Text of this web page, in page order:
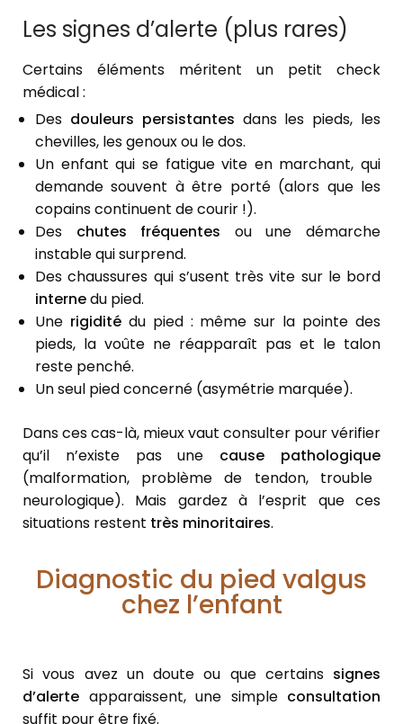
Les signes d’alerte (plus rares)
Certains éléments méritent un petit check
médical :
Des douleurs persistantes dans les pieds, les
chevilles, les genoux ou le dos.
Un enfant qui se fatigue vite en marchant, qui
demande souvent à être porté (alors que les
copains continuent de courir !).
Des chutes fréquentes ou une démarche
instable qui surprend.
Des chaussures qui s’usent très vite sur le bord
internedu pied.
Une rigiditédu pied : même sur la pointe des
pieds, la voûte ne réapparaît pas et le talon
reste penché.
Un seul pied concerné (asymétrie marquée).
Dans ces cas-là, mieux vaut consulter pour vérifier
qu’il n’existe pas une cause pathologique
(malformation, problème de tendon, trouble
neurologique). Mais gardez à l’esprit que ces
situations restent très minoritaires.
Diagnostic du pied valgus
chez l’enfant
Si vous avez un doute ou que certains signes
d’alerte apparaissent, une simple consultation
suffit pour être fixé.